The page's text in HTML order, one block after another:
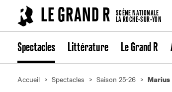
LE GRAND R
SCÈNE NATIONALE
LA ROCHE-SUR-YON
Spectacles Littérature Le Grand R
Accueil Spectacles Saison 25-26 Marius
Cookies management panel